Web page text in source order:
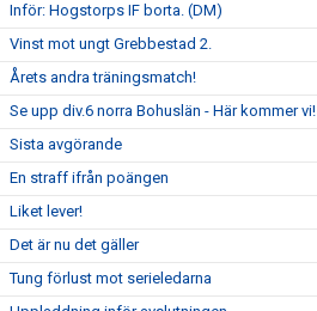
Inför: Hogstorps IF borta. (DM)
Vinst mot ungt Grebbestad 2.
Årets andra träningsmatch!
Se upp div.6 norra Bohuslän - Här kommer vi!
Sista avgörande
En straff ifrån poängen
Liket lever!
Det är nu det gäller
Tung förlust mot serieledarna